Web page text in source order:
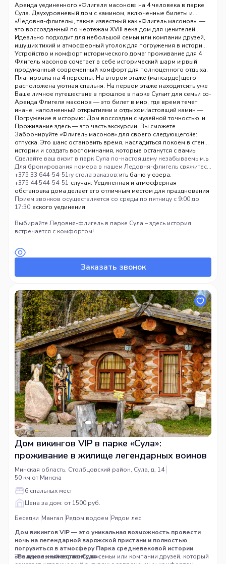
Аренда уединенного «Флигеля масонов» на 4 человека в парке
Сула. Двухуровневый дом с камином, включенные билеты и
завтрак. Уникальная атмосфера XVIII века.
«Ледовня-флигель», также известный как «Флигель масонов», —
это воссозданный по чертежам XVIII века дом для ценителей
уединения и аутентичной атмосферы. Расположенный в парке
«Великое княжество Сула», всего в 49 км от Минска, этот
уникальный двухуровневый дом предлагает проживание для 4
человек по цене 700 BYN за сутки. Его архитектура — первый
этаж из тесаного бутового камня и мансарда из клинкерного
кирпича — переносит гостей в прошлое, а тепло настоящего
камина создает неповторимую атмосферу уюта. В стоимость уже
включены входные билеты в парк и завтрак, что делает отдых по-
настоящему удобным.
Идеально подходит для небольшой семьи или компании друзей,
ищущих тихий и атмосферный уголок для погружения в историю
и природу.
Устройство и комфорт исторического дома
Флигель масонов сочетает в себе исторический шарм и
продуманный современный комфорт для полноценного отдыха.
Планировка на 4 персоны: На втором этаже (мансарде)
расположена уютная спальня. На первом этаже находится
двухместный диван-кровать, что идеально подходит для семьи с
детьми или двух пар.
Атмосферный центр притяжения — камин: Настоящий камин —
сердце этого дома. Он создает неповторимую романтическую и
уютную обстановку для вечерних посиделок.
Полное оснащение для жизни: В доме есть все необходимое:
собственный санузел, холодильник, чайник, TV и бесплатный Wi-
Fi. Расчётный час: с 14:00 до 12:00 следующего дня.
Ваше личное путешествие в прошлое в парке Сула
Аренда Флигеля масонов — это билет в мир, где время течет
иначе, наполненный открытиями и отдыхом.
Погружение в историю: Дом воссоздан с музейной точностью.
Проживание здесь — это часть экскурсии. Вы сможете
исследовать всю территорию парка с его восстановленной
усадьбой, конюшнями и тихими парками.
Активный досуг в вашем распоряжении: Включенные билеты
открывают доступ к территории. Дополнительно можно заказать
вертолетные или конные прогулки, катание на драккаре
викингов, мастер-классы или посетить баню у озера.
Идея для особого случая: Уединенная и атмосферная
обстановка дома делает его отличным местом для празднования
небольших семейных дат, романтических выходных или
творческого уединения.
Забронируйте «Флигель масонов» для своего следующего
отпуска. Это шанс остановить время, насладиться покоем в стенах
истории и создать воспоминания, которые останутся с вами
надолго.
Сделайте ваш визит в парк Сула по-настоящему незабываемым.
Для бронирования номера в нашем Ледовня-флигель свяжитесь
с нами по телефону стола заказов:
+375 33 644-54-51
+375 44 544-54-51
Прием звонков осуществляется со среды по пятницу с 9:00 до
17:30.
Выбирайте Ледовня-флигель в парке Сула – здесь история
встречается с комфортом!
Заказать звонок
Дом викингов VIP в парке «Сула»:
проживание в жилище легендарных воинов
Минская область, Столбцовский район, Сула, д. 14
50 км от Минска
6 спальных мест
Цена за дом: от 1500 руб.
Беседки Мангал Рядом водоем Рядом лес
Дом викингов VIP — это уникальная возможность провести
ночь на легендарной варяжской пристани и полностью
погрузиться в атмосферуПарка средневековой истории
«Великое княжество Сула».
Это идеальный вариант для семьи или компании друзей, который